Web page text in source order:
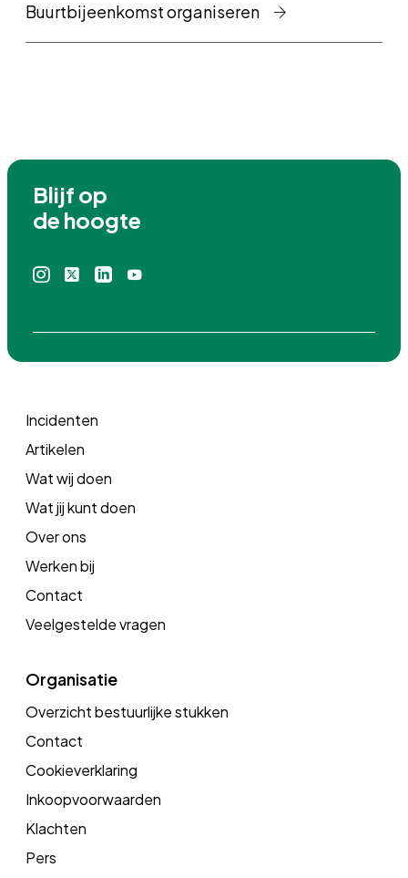
Buurtbijeenkomst organiseren
Blijf op
de hoogte
InstagramLinkedin
Incidenten
Artikelen
Wat wij doen
Wat jij kunt doen
Over ons
Werken bij
Contact
Veelgestelde vragen
Organisatie
Overzicht bestuurlijke stukken
Contact
Cookieverklaring
Inkoopvoorwaarden
Klachten
Pers